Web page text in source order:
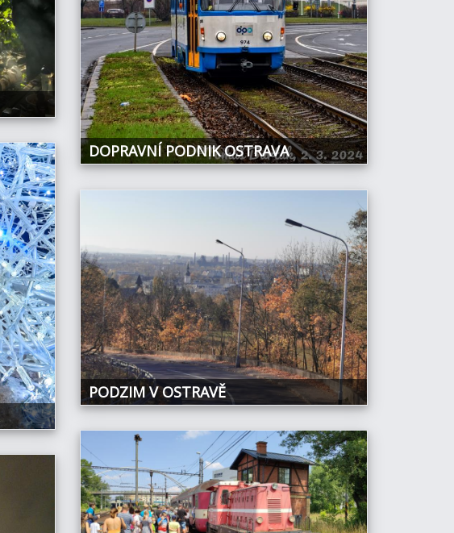
DOPRAVNÍ PODNIK OSTRAVA
PODZIM V OSTRAVĚ